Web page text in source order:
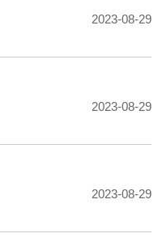
2023-08-29
2023-08-29
2023-08-29